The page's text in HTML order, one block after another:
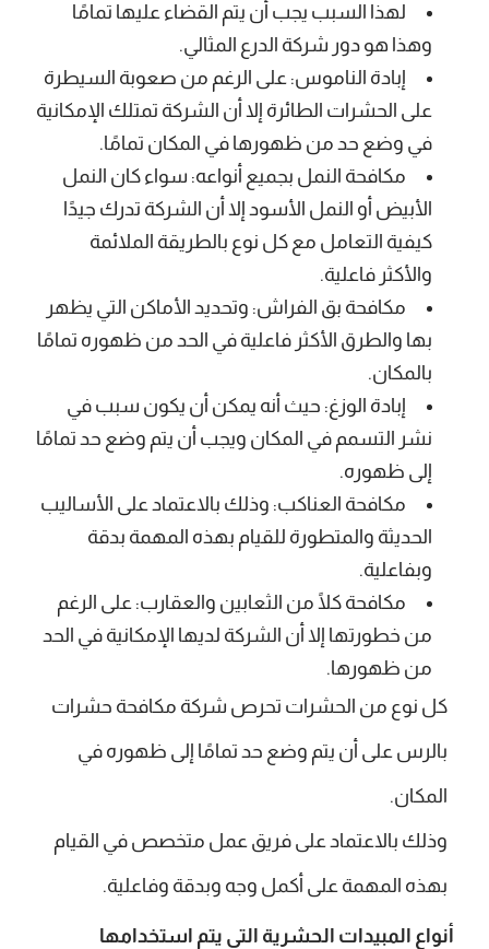
لهذا السبب يجب أن يتم القضاء عليها تمامًا
وهذا هو دور شركة الدرع المثالي.
إبادة الناموس: على الرغم من صعوبة السيطرة
على الحشرات الطائرة إلا أن الشركة تمتلك الإمكانية
في وضع حد من ظهورها في المكان تمامًا.
مكافحة النمل بجميع أنواعه: سواء كان النمل
الأبيض أو النمل الأسود إلا أن الشركة تدرك جيدًا
كيفية التعامل مع كل نوع بالطريقة الملائمة
والأكثر فاعلية.
مكافحة بق الفراش: وتحديد الأماكن التي يظهر
بها والطرق الأكثر فاعلية في الحد من ظهوره تمامًا
بالمكان.
إبادة الوزغ: حيث أنه يمكن أن يكون سبب في
نشر التسمم في المكان ويجب أن يتم وضع حد تمامًا
إلى ظهوره.
مكافحة العناكب: وذلك بالاعتماد على الأساليب
الحديثة والمتطورة للقيام بهذه المهمة بدقة
وبفاعلية.
مكافحة كلًا من الثعابين والعقارب: على الرغم
من خطورتها إلا أن الشركة لديها الإمكانية في الحد
من ظهورها.
كل نوع من الحشرات تحرص شركة مكافحة حشرات
بالرس على أن يتم وضع حد تمامًا إلى ظهوره في
المكان.
وذلك بالاعتماد على فريق عمل متخصص في القيام
بهذه المهمة على أكمل وجه وبدقة وفاعلية.
أنواع المبيدات الحشرية التي يتم استخدامها